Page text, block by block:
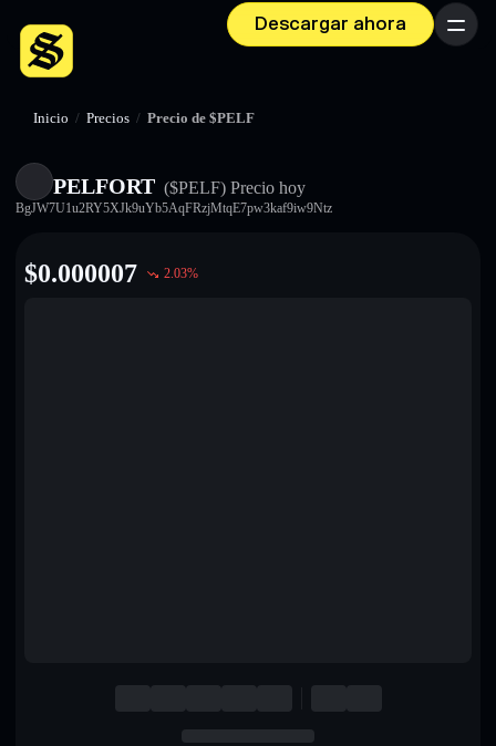
Descargar ahora Menú
Inicio / Precios / Precio de $PELF
PELFORT ($PELF) Precio hoy
BgJW7U1u2RY5XJk9uYb5AqFRzjMtqE7pw3kaf9iw9Ntz
$0.000007 2.03%